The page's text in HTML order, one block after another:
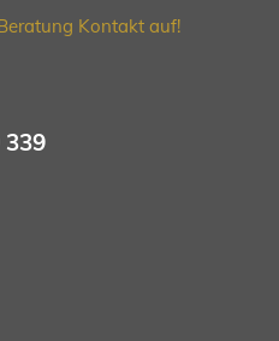
Kontakt auf!
339